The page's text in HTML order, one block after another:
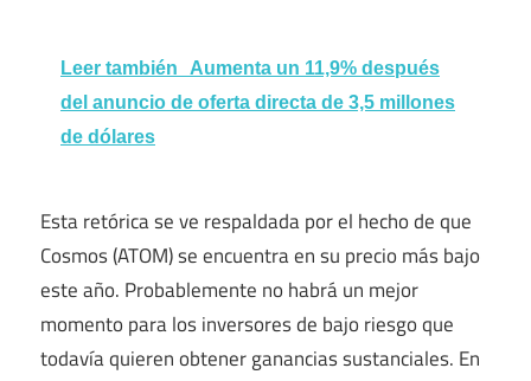
Leer también
Aumenta un 11,9% después
del anuncio de oferta directa de 3,5 millones
de dólares
Esta retórica se ve respaldada por el hecho de que
Cosmos (ATOM) se encuentra en su precio más bajo
este año. Probablemente no habrá un mejor
momento para los inversores de bajo riesgo que
todavía quieren obtener ganancias sustanciales. En